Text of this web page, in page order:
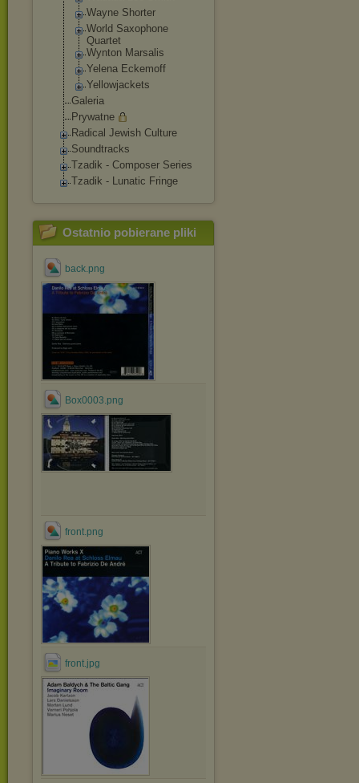
Wayne Shorter
World Saxophone
Quartet
Wynton Marsalis
Yelena Eckemoff
Yellowjackets
Galeria
Prywatne
Radical Jewish Culture
Soundtracks
Tzadik - Composer Series
Tzadik - Lunatic Fringe
Ostatnio pobierane pliki
back.png
Box0003.png
front.png
front.jpg